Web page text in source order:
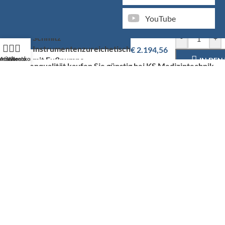
YouTube
Markenqualität kaufen Sie günstig bei KS Medizintechnik
Konto
Warenkorb
Schmitz
Instrumentenzureichetisch
mit Fußpumpe
€ 2.194,56
- +
IN DEN